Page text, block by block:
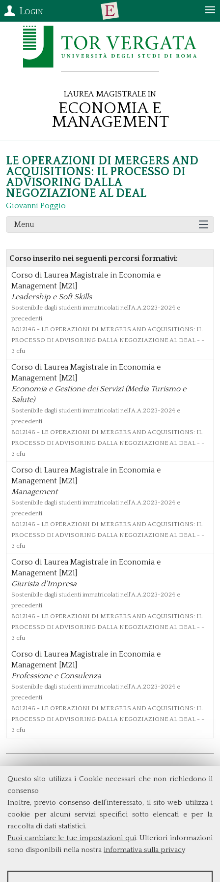
Questo sito utilizza i Cookie necessari che non richiedono il
consenso
Inoltre, previo consenso dell’interessato, il sito web utilizza i
cookie per alcuni servizi specifici sotto elencati e per la
raccolta di dati statistici.
Puoi cambiare le tue impostazioni qui. Ulteriori informazioni
sono disponibili nella nostra informativa sulla privacy
STATISTICHE
Login
Laurea Magistrale in
Economia e
Management
LE OPERAZIONI DI MERGERS AND
ACQUISITIONS: IL PROCESSO DI
ADVISORING DALLA
NEGOZIAZIONE AL DEAL
Giovanni Poggio
Menu
Corso inserito nei seguenti percorsi formativi:
Corso di Laurea Magistrale in Economia e
Management [M21]
Leadership e Soft Skills
Sostenibile dagli studenti immatricolati nell'A.A.2023-2024 e
precedenti.
8012146 - LE OPERAZIONI DI MERGERS AND ACQUISITIONS: IL
PROCESSO DI ADVISORING DALLA NEGOZIAZIONE AL DEAL - -
3 cfu
Corso di Laurea Magistrale in Economia e
Management [M21]
Economia e Gestione dei Servizi (Media Turismo e
Salute)
Sostenibile dagli studenti immatricolati nell'A.A.2023-2024 e
precedenti.
8012146 - LE OPERAZIONI DI MERGERS AND ACQUISITIONS: IL
PROCESSO DI ADVISORING DALLA NEGOZIAZIONE AL DEAL - -
3 cfu
Corso di Laurea Magistrale in Economia e
Management [M21]
Management
Sostenibile dagli studenti immatricolati nell'A.A.2023-2024 e
precedenti.
8012146 - LE OPERAZIONI DI MERGERS AND ACQUISITIONS: IL
PROCESSO DI ADVISORING DALLA NEGOZIAZIONE AL DEAL - -
3 cfu
Corso di Laurea Magistrale in Economia e
Management [M21]
Giurista d'Impresa
Sostenibile dagli studenti immatricolati nell'A.A.2023-2024 e
precedenti.
8012146 - LE OPERAZIONI DI MERGERS AND ACQUISITIONS: IL
PROCESSO DI ADVISORING DALLA NEGOZIAZIONE AL DEAL - -
3 cfu
Corso di Laurea Magistrale in Economia e
Management [M21]
Professione e Consulenza
Sostenibile dagli studenti immatricolati nell'A.A.2023-2024 e
precedenti.
8012146 - LE OPERAZIONI DI MERGERS AND ACQUISITIONS: IL
PROCESSO DI ADVISORING DALLA NEGOZIAZIONE AL DEAL - -
3 cfu
Università degli Studi di Roma Tor Vergata
Via Columbia, 2
00133 Roma (Italia)
Tel. +39 06 7259 3299/5837
biennio@clem.uniroma2.it